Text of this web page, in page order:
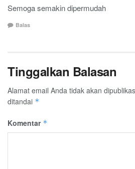
Semoga semakin dipermudah
Balas
Tinggalkan Balasan
Alamat email Anda tidak akan
ditandai *
Komentar *